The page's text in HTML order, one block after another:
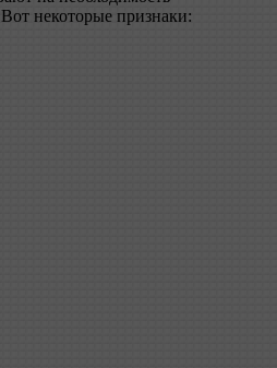
некоторые признаки: